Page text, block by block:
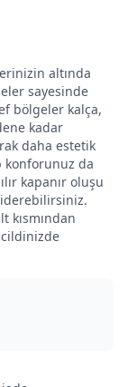
altında
sayesinde
bölgeler kalça,
kadar
daha estetik
konforunuz da
kapanır oluşu
kısmından